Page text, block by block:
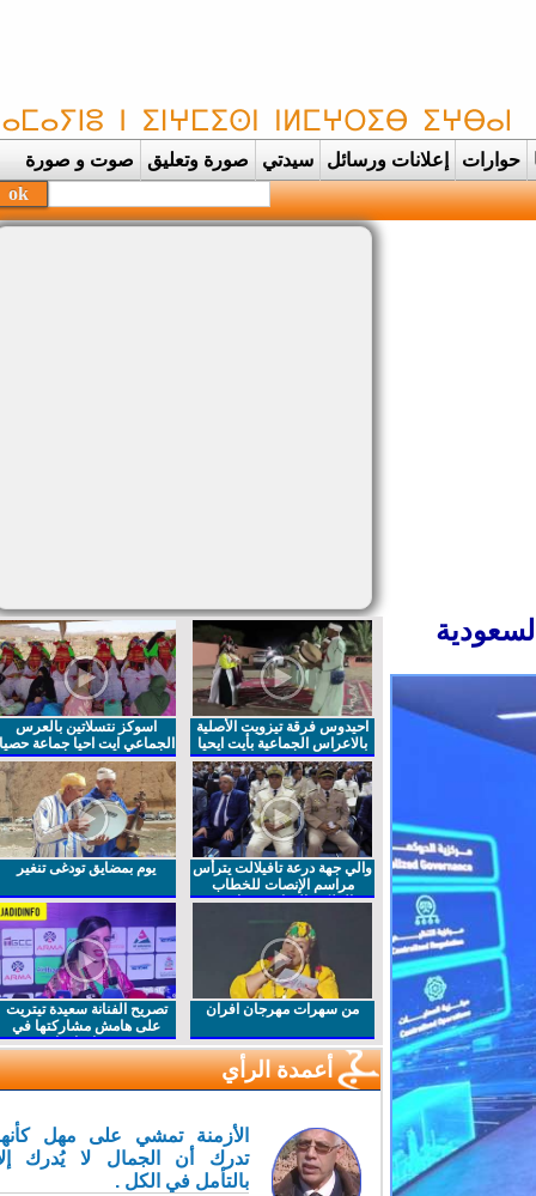
حوارات إعلانات ورسائل سيدتي صورة وتعليق صوت و صورة
احيدوس فرقة تيزويت الأصلية
بالاعراس الجماعية بأيت ايحيا
اسوكز نتسلاتين بالعرس
الجماعي ايت احيا جماعة حصيا
والي جهة درعة تافيلالت يترأس
مراسم الإنصات للخطاب
الملكي السامي بمناسبة
يوم بمضايق تودغى تنغير
من سهرات مهرجان افران
تصريح الفنانة سعيدة تيتريت
على هامش مشاركتها في
مهرجان افران
أعمدة الرأي
الأزمنة تمشي على مهل كأنها
تدرك أن الجمال لا يُدرك إلا
بالتأمل في الكل .